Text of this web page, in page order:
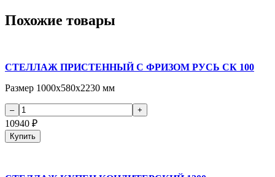
Похожие товары
СТЕЛЛАЖ ПРИСТЕННЫЙ С ФРИЗОМ РУСЬ СК 100
Размер 1000х580х2230 мм
10940 ₽
Купить